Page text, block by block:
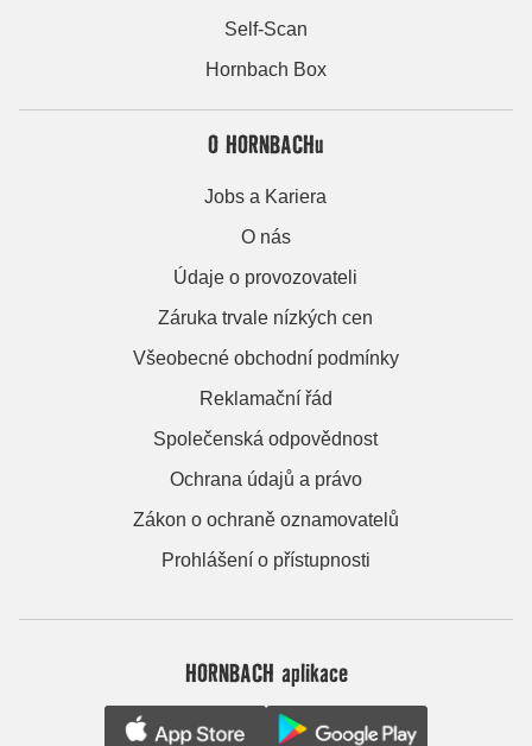
Self-Scan
Hornbach Box
O HORNBACHu
Jobs a Kariera
O nás
Údaje o provozovateli
Záruka trvale nízkých cen
Všeobecné obchodní podmínky
Reklamační řád
Společenská odpovědnost
Ochrana údajů a právo
Zákon o ochraně oznamovatelů
Prohlášení o přístupnosti
HORNBACH aplikace